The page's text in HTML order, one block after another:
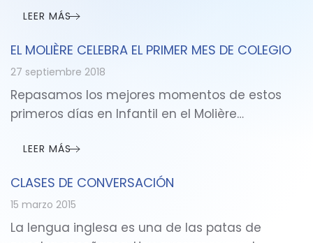
LEER MÁS
EL MOLIÈRE CELEBRA EL PRIMER MES DE COLEGIO
27 septiembre 2018
Repasamos los mejores momentos de estos
primeros días en Infantil en el Molière…
LEER MÁS
CLASES DE CONVERSACIÓN
15 marzo 2015
La lengua inglesa es una de las patas de